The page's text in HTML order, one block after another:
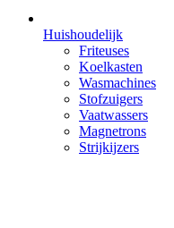
Huishoudelijk
Friteuses
Koelkasten
Wasmachines
Stofzuigers
Vaatwassers
Magnetrons
Strijkijzers